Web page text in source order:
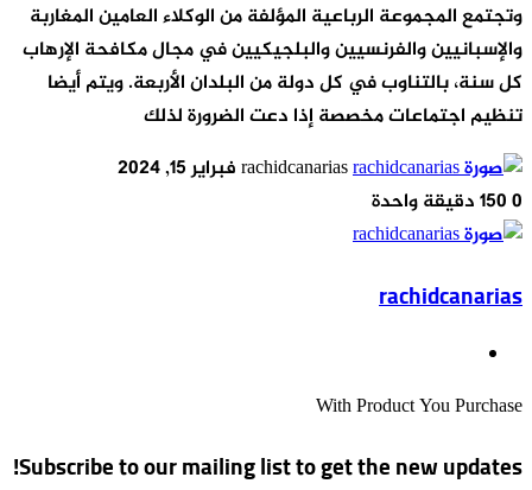
وتجتمع المجموعة الرباعية المؤلفة من الوكلاء العامين المغاربة
والإسبانيين والفرنسيين والبلجيكيين في مجال مكافحة الإرهاب
كل سنة، بالتناوب في كل دولة من البلدان الأربعة. ويتم أيضا
تنظيم اجتماعات مخصصة إذا دعت الضرورة لذلك
rachidcanariasأرسل
فبراير 15, 2024
0
دقيقة واحدة
rachidcanarias
With Product You Purchase
Subscribe to our mailing list to get the new updates!